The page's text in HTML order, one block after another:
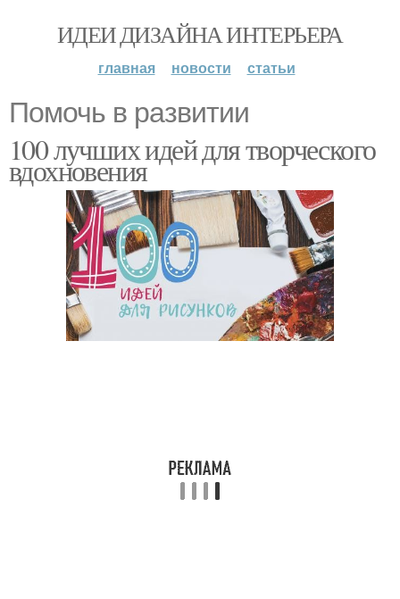
ИДЕИ ДИЗАЙНА ИНТЕРЬЕРА
главная новости статьи
Помочь в развитии
100 лучших идей для творческого
вдохновения